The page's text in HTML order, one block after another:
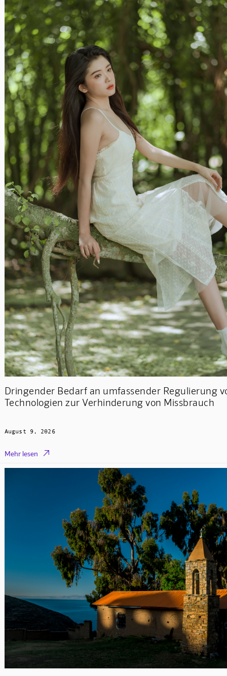
Dringender Bedarf an umfassender Regulierung
Technologien zur Verhinderung von Missbrauch
August 9, 2026
Mehr lesen 